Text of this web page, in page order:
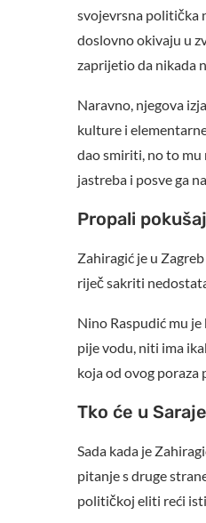
svojevrsna politička
doslovno okivaju u
zaprijetio da nikada
Naravno, njegova
kulture i
dao smiriti, no to mu
jastreba i posve ga
Propali
Zahiragić je u
riječ sakriti
Nino Raspudić mu
pije vodu, niti ima
koja od ovog poraza
Tko će u
Sada kada je
pitanje s druge
političkoj eliti reći